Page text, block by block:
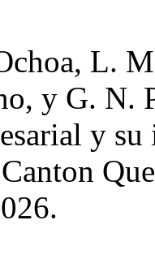
L.
y G. N.
y